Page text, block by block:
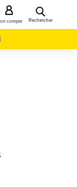
Rechercher
compte